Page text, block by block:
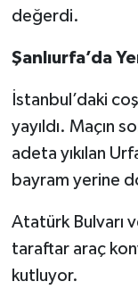
değerdi.
​Şanlıurfa’da
​İstanbul’daki
yayıldı. Maçın
adeta yıkılan
bayram yerine
​Atatürk Bulvarı
taraftar araç
kutluyor.